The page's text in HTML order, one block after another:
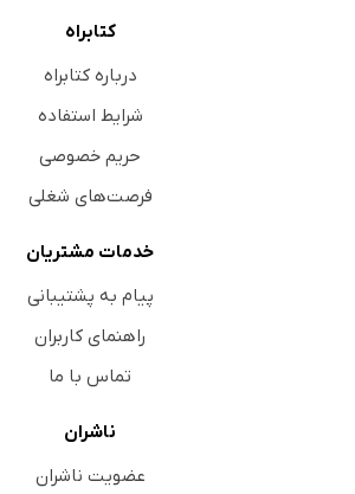
کتابراه
درباره کتابراه
شرایط استفاده
حریم خصوصی
فرصت‌های شغلی
خدمات مشتریان
پیام به پشتیبانی
راهنمای کاربران
تماس با ما
ناشران
عضویت ناشران